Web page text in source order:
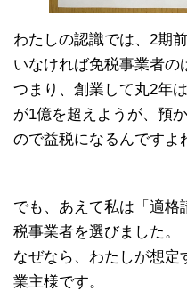
わたしの認識では、2期
いなければ免税事業者の
つまり、創業して丸2年
が1億を超えようが、預
ので益税になるんですよ
でも、あえて私は「適格
税事業者を選びました。
なぜなら、わたしが想
業主様です。